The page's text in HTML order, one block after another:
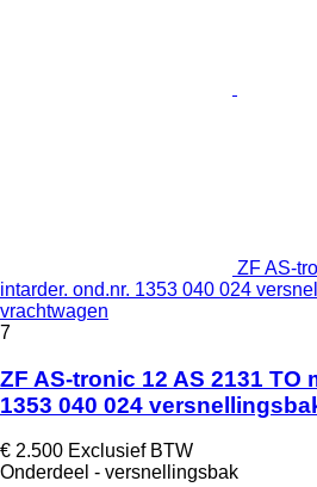
ZF AS-
intarder. ond.nr. 1353 040 024
vrachtwagen
7
ZF AS-tronic 12 AS 2131 TO
1353 040 024
€ 2.500 Exclusief BTW
Onderdeel - versnellingsbak